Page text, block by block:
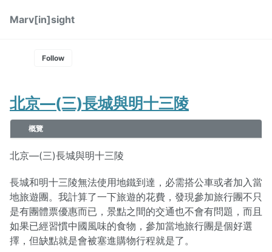
Marv[in]sight
Follow
北京—(三)長城與明十三陵
概覽
北京—(三)長城與明十三陵
長城和明十三陵無法使用地鐵到達，必需搭公車或者加入當
地旅遊團。我計算了一下旅遊的花費，發現參加旅行團不只
是有團體票優惠而已，景點之間的交通也不會有問題，而且
如果已經習慣中國風味的食物，參加當地旅行團是個好選
擇，但缺點就是會被塞進購物行程就是了。